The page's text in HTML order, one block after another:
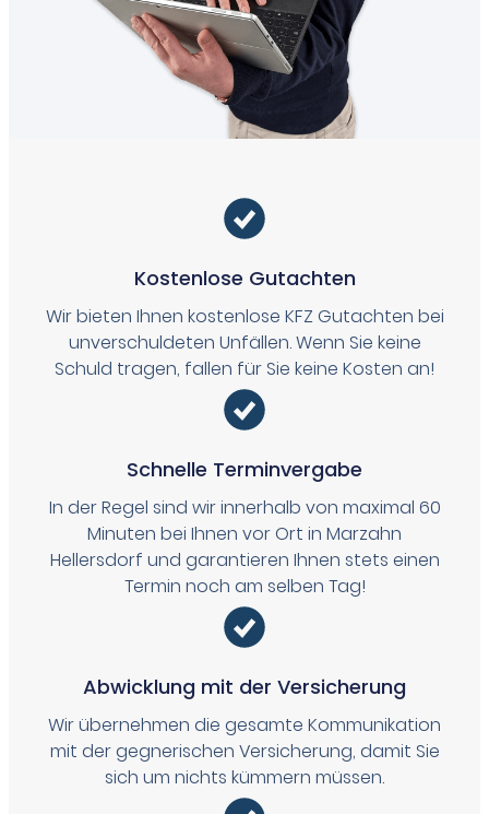
Kostenlose Gutachten
Wir bieten Ihnen kostenlose KFZ Gutachten bei
unverschuldeten Unfällen. Wenn Sie keine
Schuld tragen, fallen für Sie keine Kosten an!
Schnelle Terminvergabe
In der Regel sind wir innerhalb von maximal 60
Minuten bei Ihnen vor Ort in Marzahn
Hellersdorf und garantieren Ihnen stets einen
Termin noch am selben Tag!
Abwicklung mit der Versicherung
Wir übernehmen die gesamte Kommunikation
mit der gegnerischen Versicherung, damit Sie
sich um nichts kümmern müssen.